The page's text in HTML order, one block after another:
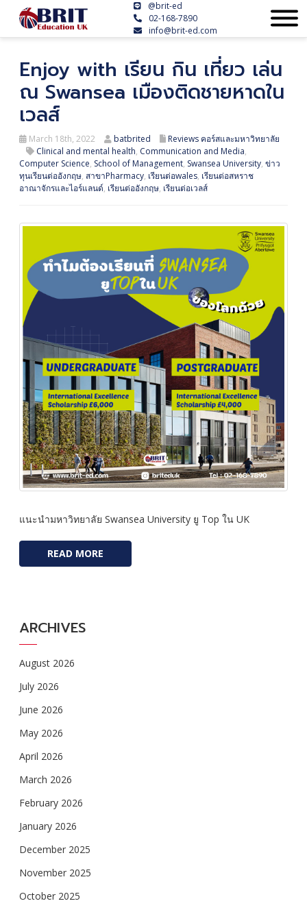
@brit-ed
02-168-7890
info@brit-ed.com
Enjoy with เรียน กิน เที่ยว เล่น
ณ Swansea เมืองติดชายหาดใน
เวลส์
March 18th, 2022 batbrited
Reviews คอร์สและมหาวิทยาลัย
Clinical and mental health, Communication and Media,
Computer Science, School of Management, Swansea University, ข่าว
ทุนเรียนต่ออังกฤษ, สาขาPharmacy, เรียนต่อwales, เรียนต่อสหราช
อาณาจักรและไอร์แลนด์, เรียนต่ออังกฤษ, เรียนต่อเวลส์
แนะนำมหาวิทยาลัย Swansea University ยู Top ใน UK
READ MORE
ARCHIVES
August 2026
July 2026
June 2026
May 2026
April 2026
March 2026
February 2026
January 2026
December 2025
November 2025
October 2025